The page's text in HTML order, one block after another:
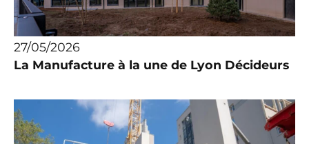
27/05/2026
La Manufacture à la une de Lyon Décideurs